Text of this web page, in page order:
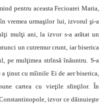
pentru aceasta Fecioarei Maria,
vremea urmaşilor lui, izvorul şi-a
mulţi ani, la izvor s-a arătat un
un cutremur crunt, iar biserica
pe mulţimea strînsă înăuntru. S-a
a ţinut cu mîinile Ei de aer biserica,
cartea cu vieţile sfinţilor. În
izvor ce dăinuieşte